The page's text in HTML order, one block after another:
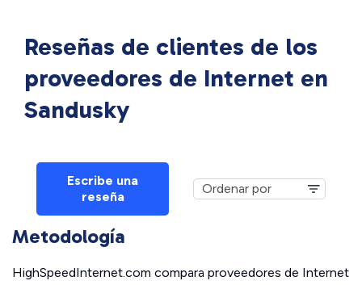
Reseñas de clientes de los
proveedores de Internet en
Sandusky
Escribe una
reseña
Metodología
HighSpeedInternet.com compara proveedores de Internet